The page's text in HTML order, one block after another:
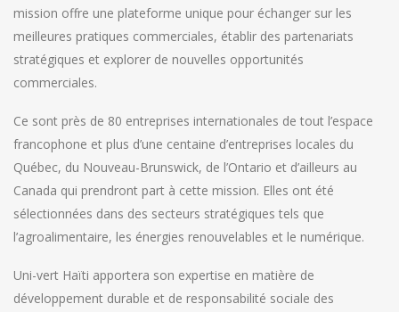
mission offre une plateforme unique pour échanger sur les
meilleures pratiques commerciales, établir des partenariats
stratégiques et explorer de nouvelles opportunités
commerciales.
Ce sont près de 80 entreprises internationales de tout l’espace
francophone et plus d’une centaine d’entreprises locales du
Québec, du Nouveau-Brunswick, de l’Ontario et d’ailleurs au
Canada qui prendront part à cette mission. Elles ont été
sélectionnées dans des secteurs stratégiques tels que
l’agroalimentaire, les énergies renouvelables et le numérique.
Uni-vert Haïti apportera son expertise en matière de
développement durable et de responsabilité sociale des